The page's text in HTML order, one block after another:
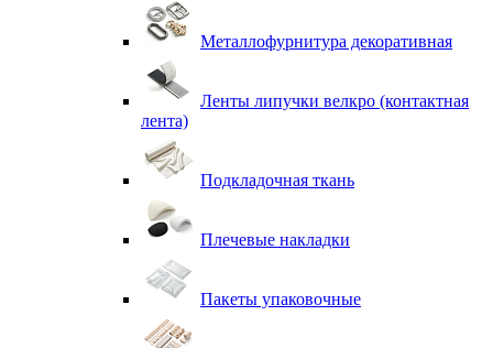
Металлофурнитура декоративная
Ленты липучки велкро (контактная
лента)
Подкладочная ткань
Плечевые накладки
Пакеты упаковочные